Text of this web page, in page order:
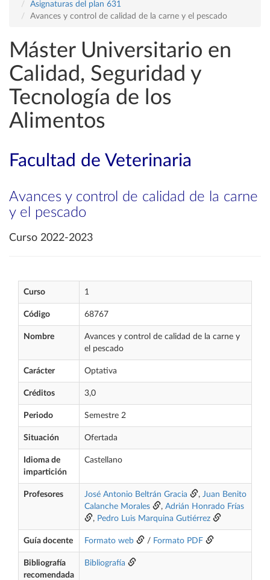
Asignaturas del plan 631
Avances y control de calidad de la carne y el pescado
Máster Universitario en
Calidad, Seguridad y
Tecnología de los
Alimentos
Facultad de Veterinaria
Avances y control de calidad de la carne
y el pescado
Curso 2022-2023
Curso 1
Código 68767
Nombre
Avances y control de calidad de la carne y
el pescado
Carácter Optativa
Créditos 3,0
Periodo Semestre 2
Situación Ofertada
Idioma de
impartición
Castellano
Profesores José Antonio Beltrán Gracia , Juan Benito
Calanche Morales
, Adrián Honrado Frías
, Pedro Luis Marquina Gutiérrez
Guía docente Formato web / Formato PDF
Bibliografía
recomendada
Bibliografía